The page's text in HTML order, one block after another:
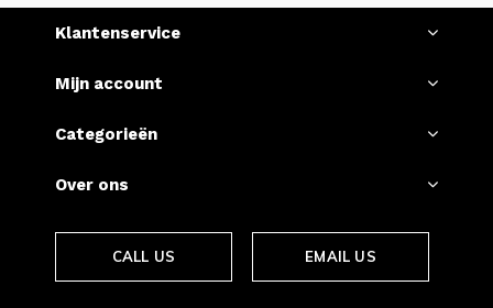
Klantenservice
Mijn account
Categorieën
Over ons
CALL US EMAIL US